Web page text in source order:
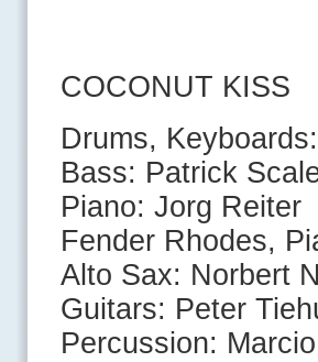
COCONUT KISS
Drums,
Bass: Patrick
Piano: Jorg Reiter
Fender Rhodes,
Alto Sax: Norbert
Guitars: Peter
Percussion: